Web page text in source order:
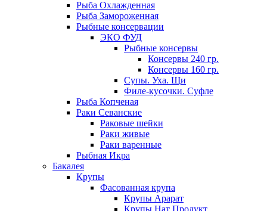
Рыба Охлажденная
Рыба Замороженная
Рыбные консервации
ЭКО ФУД
Рыбные консервы
Консервы 240 гр.
Консервы 160 гр.
Супы. Уха. Щи
Филе-кусочки. Суфле
Рыба Копченая
Раки Севанские
Раковые шейки
Раки живые
Раки варенные
Рыбная Икра
Бакалея
Крупы
Фасованная крупа
Крупы Арарат
Крупы Нат Продукт